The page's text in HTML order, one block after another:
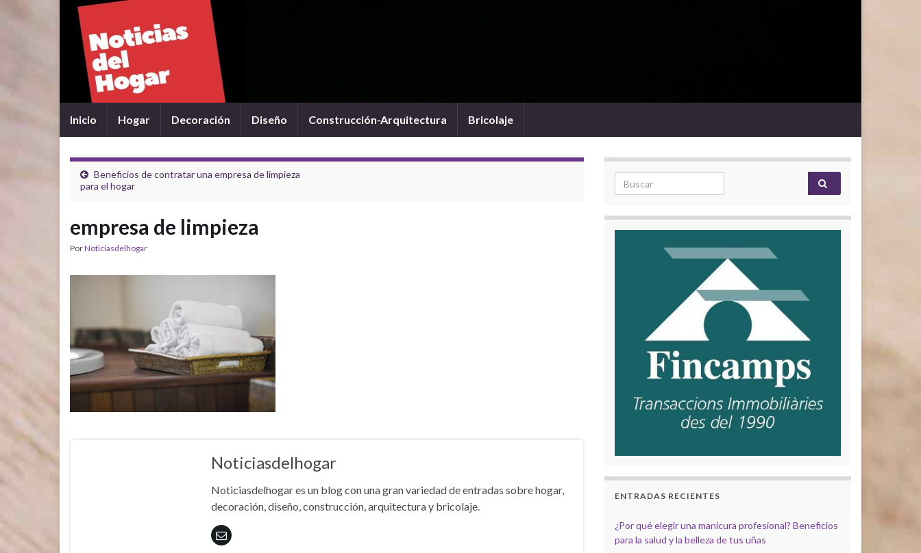
Inicio Hogar Decoración Diseño Construcción-Arquitectura Bricolaje
Beneficios de contratar una empresa de limpieza
para el hogar
empresa de limpieza
PorNoticiasdelhogar
Noticiasdelhogar
Noticiasdelhogar es un blog con una gran variedad de entradas sobre hogar,
decoración, diseño, construcción, arquitectura y bricolaje.
Search for:
ENTRADAS RECIENTES
¿Por qué elegir una manicura profesional? Beneficios
para la salud y la belleza de tus uñas